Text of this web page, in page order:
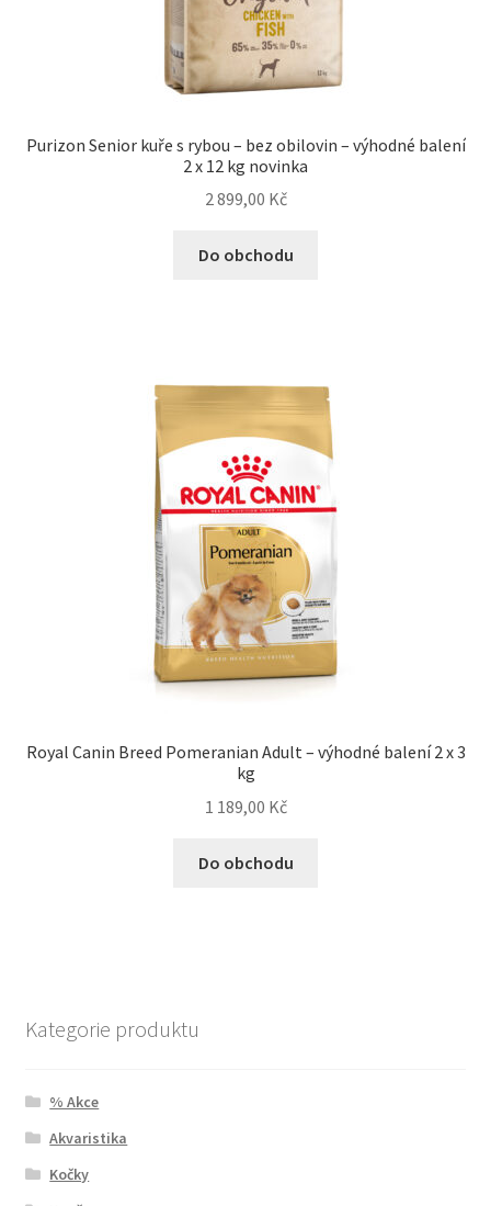
Purizon Senior kuře s rybou – bez obilovin – výhodné balení
2 x 12 kg novinka
2 899,00 Kč
Do obchodu
Royal Canin Breed Pomeranian Adult – výhodné balení 2 x 3
kg
1 189,00 Kč
Do obchodu
Kategorie produktu
% Akce
Akvaristika
Kočky